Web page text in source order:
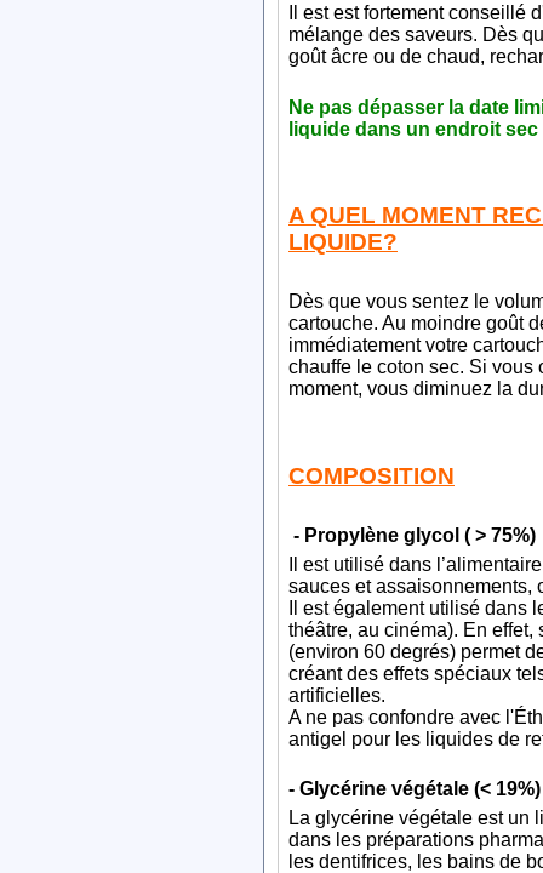
Il est est fortement conseillé
mélange des saveurs. Dès
goût âcre ou de chaud,
Ne pas dépasser la date
liquide dans un endroit sec
A QUEL MOMENT
LIQUIDE?
Dès que vous sentez le
cartouche. Au moindre goût
immédiatement votre
chauffe le coton sec. Si
moment, vous diminuez la
COMPOSITION
- Propylène glycol ( > 75%)
Il est utilisé dans
sauces et assaisonnements,
Il est également utilisé dans
théâtre, au cinéma). En
(environ 60 degrés) permet
créant des effets spéciaux
artificielles.
A ne pas confondre avec
antigel pour les liquides de
- Glycérine végétale (< 19%)
La glycérine végétale est un
dans les préparations
les dentifrices, les bains de